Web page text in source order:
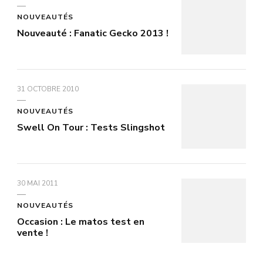
NOUVEAUTÉS
Nouveauté : Fanatic Gecko 2013 !
31 OCTOBRE 2010
NOUVEAUTÉS
Swell On Tour : Tests Slingshot
30 MAI 2011
NOUVEAUTÉS
Occasion : Le matos test en
vente !